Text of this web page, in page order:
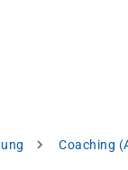
Coaching